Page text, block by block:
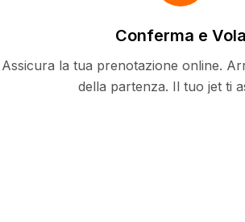
Conferma e Vola
Assicura la tua prenotazione online.
della partenza. Il tuo jet ti